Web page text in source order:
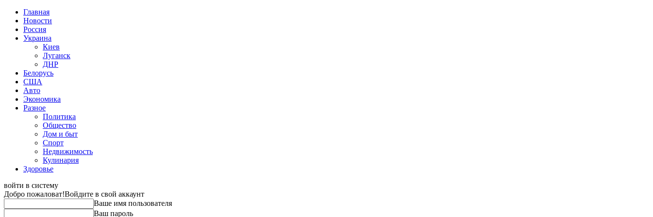
Главная
Новости
Россия
Украина
Киев
Луганск
ДНР
Белорусь
США
Авто
Экономика
Разное
Политика
Общество
Дом и быт
Спорт
Недвижимость
Кулинария
Здоровье
войти в систему
Добро пожаловат!Войдите в свой аккаунт
Ваше имя пользователя
Ваш пароль